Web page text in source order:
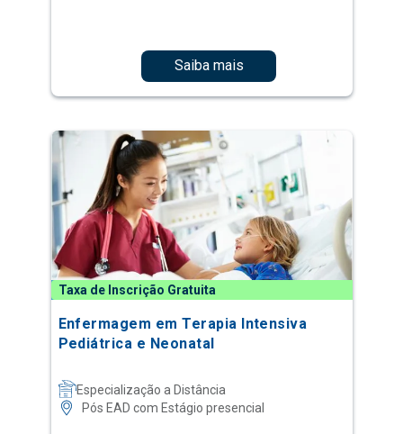
Saiba mais
Taxa de Inscrição Gratuita
Enfermagem em Terapia Intensiva
Pediátrica e Neonatal
Especialização a Distância
Pós EAD com Estágio presencial